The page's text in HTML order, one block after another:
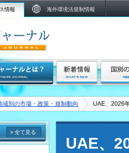
情報 海外環境法規制情報
域別の市場・政策・規制動向 UAE、2026
UAE、
» 全て見る